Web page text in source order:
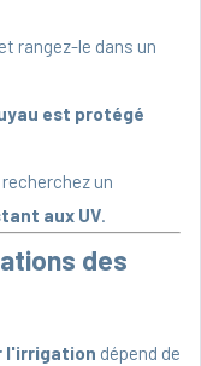
rangez-le dans un
est protégé
un
aux UV.
des
l'irrigation dépend de